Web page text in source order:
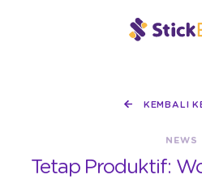
KEMBALI
NEWS
Tetap Produktif: